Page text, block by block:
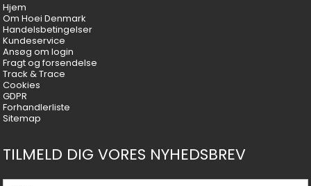
Hjem
Om Hoei Denmark
Handelsbetingelser
Kundeservice
Ansøg om login
Fragt og forsendelse
Track & Trace
Cookies
GDPR
Forhandlerliste
Sitemap
TILMELD DIG VORES NYHEDSBREV